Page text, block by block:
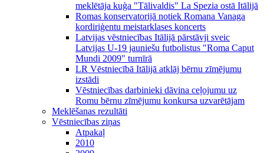
meklētāja kuģa "Tālivaldis" La Spezia ostā Itālijā
Romas konservatorijā notiek Romana Vanaga
kordiriģentu meistarklases koncerts
Latvijas vēstniecības Itālijā pārstāvji sveic
Latvijas U-19 jauniešu futbolistus "Roma Caput
Mundi 2009" turnīrā
LR Vēstniecībā Itālijā atklāj bērnu zīmējumu
izstādi
Vēstniecības darbinieki dāvina ceļojumu uz
Romu bērnu zīmējumu konkursa uzvarētājam
Meklēšanas rezultāti
Vēstniecības ziņas
Atpakaļ
2010